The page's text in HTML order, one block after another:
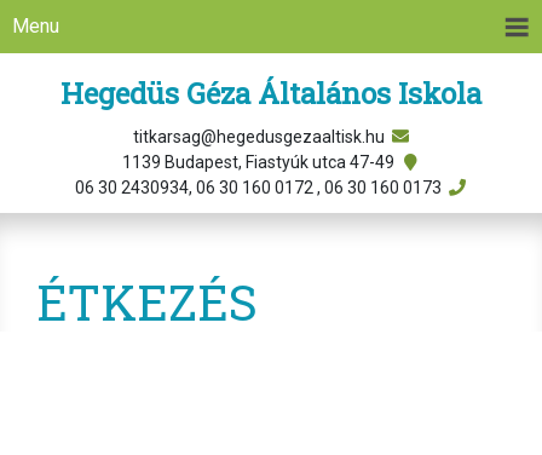
Menu
Hegedüs Géza Általános Iskola
titkarsag@hegedusgezaaltisk.hu
1139 Budapest, Fiastyúk utca 47-49
06 30 2430934, 06 30 160 0172 , 06 30 160 0173
ÉTKEZÉS